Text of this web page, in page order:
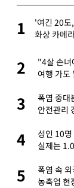
1
'여긴 20
화상 카메
2
"4살 손
여행 가도
3
폭염 중
안전관리
4
성인 10
실제는
5
폭염 속
농축업 현